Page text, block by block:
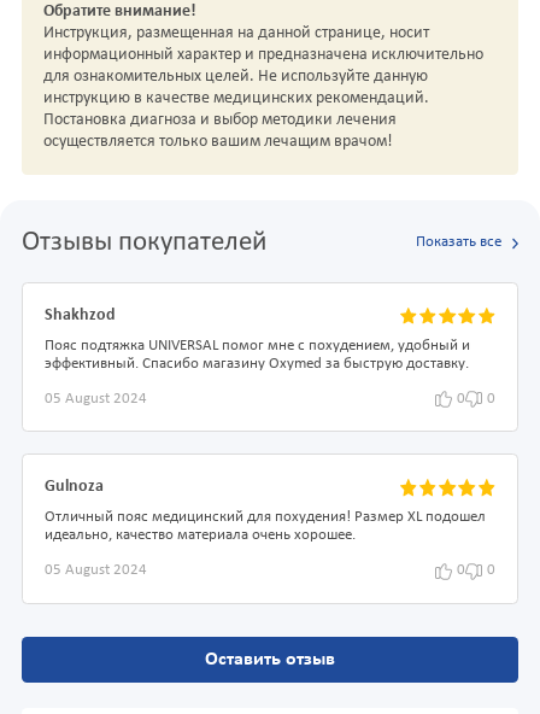
Обратите внимание!
Инструкция, размещенная на данной странице, носит
информационный характер и предназначена исключительно
для ознакомительных целей. Не используйте данную
инструкцию в качестве медицинских рекомендаций.
Постановка диагноза и выбор методики лечения
осуществляется только вашим лечащим врачом!
Отзывы покупателей Показать все
Shakhzod
Пояс подтяжка UNIVERSAL помог мне с похудением, удобный и
эффективный. Спасибо магазину Oxymed за быструю доставку.
05 August 2024 0 0
Gulnoza
Отличный пояс медицинский для похудения! Размер XL подошел
идеально, качество материала очень хорошее.
05 August 2024 0 0
Оставить отзыв